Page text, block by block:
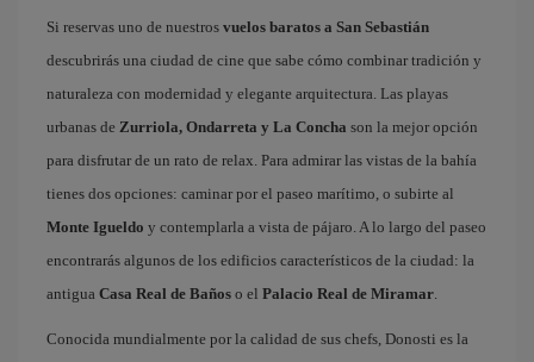
Si reservas uno de nuestros vuelos baratos a San Sebastián
descubrirás una ciudad de cine que sabe cómo combinar tradición y
naturaleza con modernidad y elegante arquitectura. Las playas
urbanas de Zurriola, Ondarreta y La Concha son la mejor opción
para disfrutar de un rato de relax. Para admirar las vistas de la bahía
tienes dos opciones: caminar por el paseo marítimo, o subirte al
Monte Igueldo y contemplarla a vista de pájaro. A lo largo del paseo
encontrarás algunos de los edificios característicos de la ciudad: la
antigua Casa Real de Baños o el Palacio Real de Miramar.
Conocida mundialmente por la calidad de sus chefs, Donosti es la